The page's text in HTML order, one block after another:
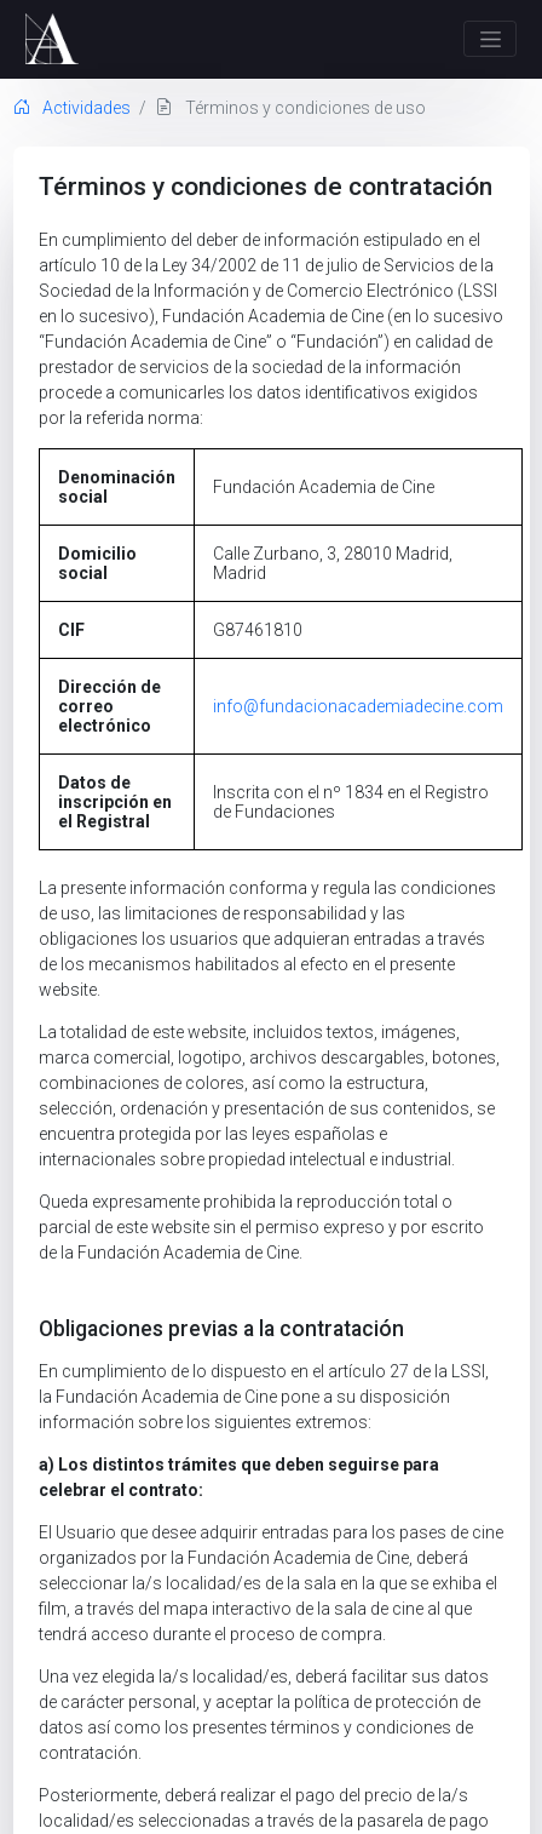
Actividades Términos y condiciones de uso
Términos y condiciones de contratación
En cumplimiento del deber de información estipulado en el
artículo 10 de la Ley 34/2002 de 11 de julio de Servicios de la
Sociedad de la Información y de Comercio Electrónico (LSSI
en lo sucesivo), Fundación Academia de Cine (en lo sucesivo
“Fundación Academia de Cine” o “Fundación”) en calidad de
prestador de servicios de la sociedad de la información
procede a comunicarles los datos identificativos exigidos
por la referida norma:
Denominación
social
Fundación Academia de Cine
Domicilio
social
Calle Zurbano, 3, 28010 Madrid,
Madrid
CIF G87461810
Dirección de
correo
electrónico
info@fundacionacademiadecine.com
Datos de
inscripción en
el Registral
Inscrita con el nº 1834 en el Registro
de Fundaciones
La presente información conforma y regula las condiciones
de uso, las limitaciones de responsabilidad y las
obligaciones los usuarios que adquieran entradas a través
de los mecanismos habilitados al efecto en el presente
website.
La totalidad de este website, incluidos textos, imágenes,
marca comercial, logotipo, archivos descargables, botones,
combinaciones de colores, así como la estructura,
selección, ordenación y presentación de sus contenidos, se
encuentra protegida por las leyes españolas e
internacionales sobre propiedad intelectual e industrial.
Queda expresamente prohibida la reproducción total o
parcial de este website sin el permiso expreso y por escrito
de la Fundación Academia de Cine.
Obligaciones previas a la contratación
En cumplimiento de lo dispuesto en el artículo 27 de la LSSI,
la Fundación Academia de Cine pone a su disposición
información sobre los siguientes extremos:
a) Los distintos trámites que deben seguirse para
celebrar el contrato:
El Usuario que desee adquirir entradas para los pases de cine
organizados por la Fundación Academia de Cine, deberá
seleccionar la/s localidad/es de la sala en la que se exhiba el
film, a través del mapa interactivo de la sala de cine al que
tendrá acceso durante el proceso de compra.
Una vez elegida la/s localidad/es, deberá facilitar sus datos
de carácter personal, y aceptar la política de protección de
datos así como los presentes términos y condiciones de
contratación.
Posteriormente, deberá realizar el pago del precio de la/s
localidad/es seleccionadas a través de la pasarela de pago